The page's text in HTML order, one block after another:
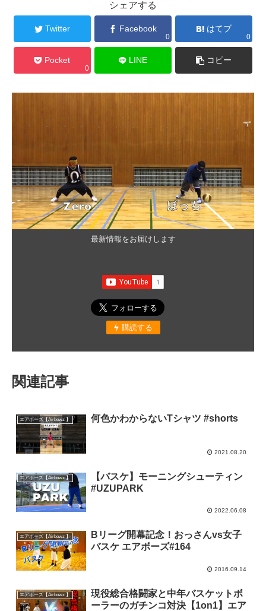
シェアする
Twitter Facebook
0
はてブ
0
Pocket
0
LINE コピー
最新情報をお届けします
購読する
関連記事
エアボーズ【Airbowz 】 何色かわからないTシャツ #shorts
2021.08.20
エアボーズ【Airbowz 】
【バスケ】モーニングシューティン
#UZUPARK
2022.06.08
エアボーズ【Airbowz 】
Bリーグ開幕記念！おっさんvs女子
バスケ エアボーズ#164
2016.09.14
エアボーズ【Airbowz 】
現役総合格闘家と中年バスケットボ
ーラーのガチンコ対決【1on1】エア